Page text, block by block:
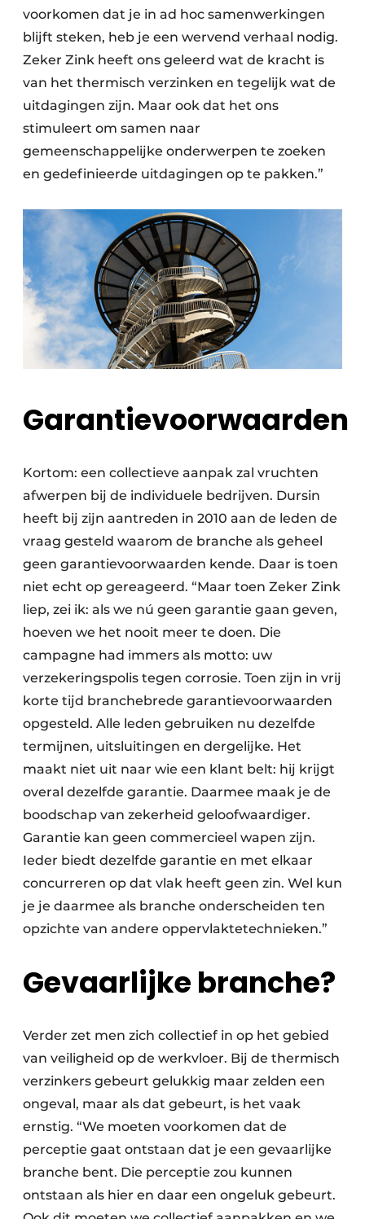
voorkomen dat je in ad hoc samenwerkingen
blijft steken, heb je een wervend verhaal nodig.
Zeker Zink heeft ons geleerd wat de kracht is
van het thermisch verzinken en tegelijk wat de
uitdagingen zijn. Maar ook dat het ons
stimuleert om samen naar
gemeenschappelijke onderwerpen te zoeken
en gedefinieerde uitdagingen op te pakken.”
Garantievoorwaarden
Kortom: een collectieve aanpak zal vruchten
afwerpen bij de individuele bedrijven. Dursin
heeft bij zijn aantreden in 2010 aan de leden de
vraag gesteld waarom de branche als geheel
geen garantievoorwaarden kende. Daar is toen
niet echt op gereageerd. “Maar toen Zeker Zink
liep, zei ik: als we nú geen garantie gaan geven,
hoeven we het nooit meer te doen. Die
campagne had immers als motto: uw
verzekeringspolis tegen corrosie. Toen zijn in vrij
korte tijd branchebrede garantievoorwaarden
opgesteld. Alle leden gebruiken nu dezelfde
termijnen, uitsluitingen en dergelijke. Het
maakt niet uit naar wie een klant belt: hij krijgt
overal dezelfde garantie. Daarmee maak je de
boodschap van zekerheid geloofwaardiger.
Garantie kan geen commercieel wapen zijn.
Ieder biedt dezelfde garantie en met elkaar
concurreren op dat vlak heeft geen zin. Wel kun
je je daarmee als branche onderscheiden ten
opzichte van andere oppervlaktetechnieken.”
Gevaarlijke branche?
Verder zet men zich collectief in op het gebied
van veiligheid op de werkvloer. Bij de thermisch
verzinkers gebeurt gelukkig maar zelden een
ongeval, maar als dat gebeurt, is het vaak
ernstig. “We moeten voorkomen dat de
perceptie gaat ontstaan dat je een gevaarlijke
branche bent. Die perceptie zou kunnen
ontstaan als hier en daar een ongeluk gebeurt.